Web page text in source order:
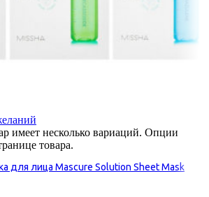
имеет несколько вариаций. Опции
товара.
для лица Mascure Solution Sheet Mask